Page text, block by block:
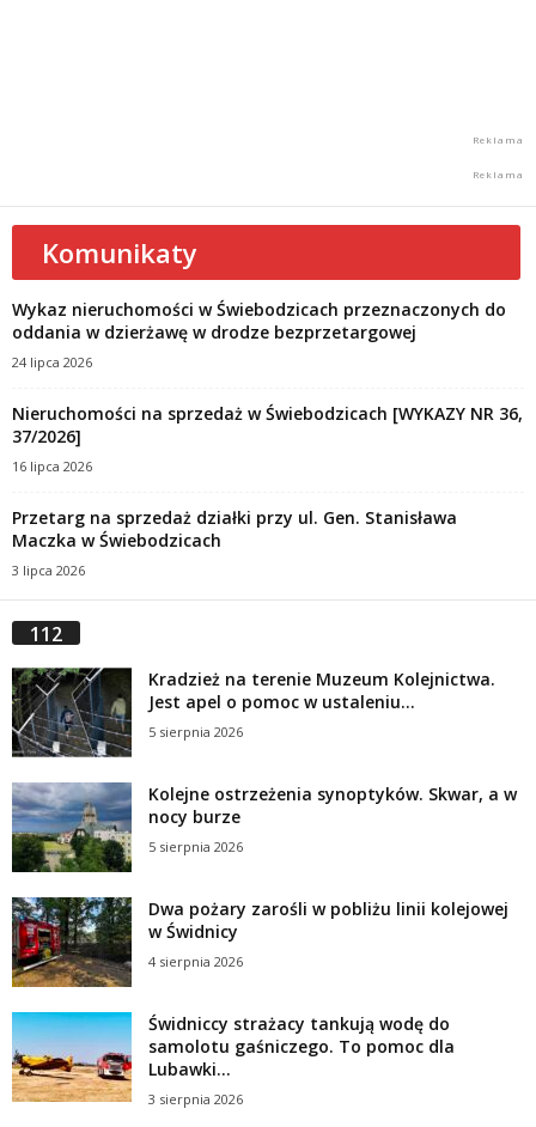
Komunikaty
Wykaz nieruchomości w Świebodzicach przeznaczonych do
oddania w dzierżawę w drodze bezprzetargowej
24 lipca 2026
Nieruchomości na sprzedaż w Świebodzicach [WYKAZY NR 36,
37/2026]
16 lipca 2026
Przetarg na sprzedaż działki przy ul. Gen. Stanisława
Maczka w Świebodzicach
3 lipca 2026
112
Kradzież na terenie Muzeum Kolejnictwa.
Jest apel o pomoc w ustaleniu...
5 sierpnia 2026
Kolejne ostrzeżenia synoptyków. Skwar, a w
nocy burze
5 sierpnia 2026
Dwa pożary zarośli w pobliżu linii kolejowej
w Świdnicy
4 sierpnia 2026
Świdniccy strażacy tankują wodę do
samolotu gaśniczego. To pomoc dla
Lubawki...
3 sierpnia 2026